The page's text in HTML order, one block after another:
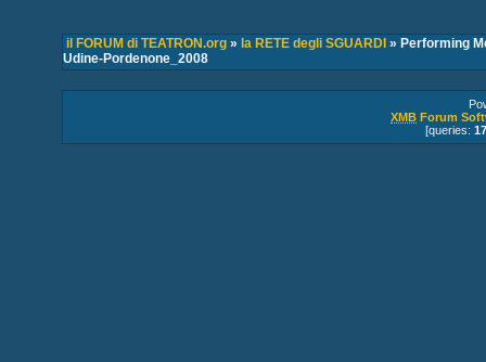
il FORUM di TEATRON.org» la RETE degli SGUARDI » Performing
Udine-Pordenone_2008
XMB Forum
[queries: 17